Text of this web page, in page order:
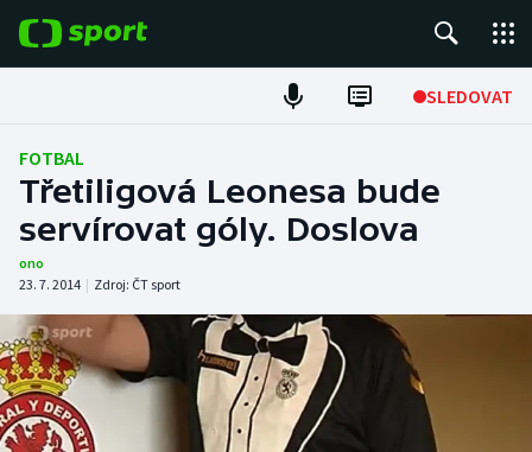
SLEDOVAT
Fotbal
Hokej
Atletika
Cyklistika
DALŠÍ SPORTY
FOTBAL
Třetiligová Leonesa bude
servírovat góly. Doslova
ono
23. 7. 2014 | Zdroj: ČT sport